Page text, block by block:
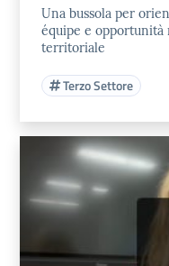
Una bussola per
équipe e
territoriale
Terzo Settore